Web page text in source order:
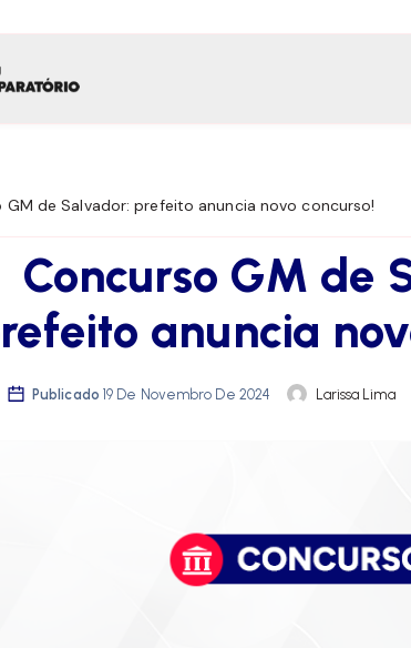
GM de Salvador: prefeito anuncia novo concurso!
Concurso GM de
anuncia
Publicado 19 De Novembro De 2024 Larissa Lima